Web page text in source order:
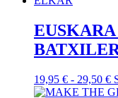
19,95 € - 29,50 €